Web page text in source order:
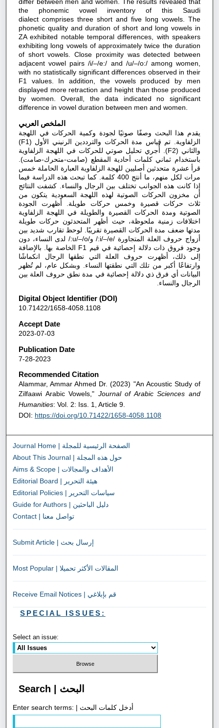
the phonemic vowel inventory of this Saudi
dialect comprises three short and five long vowels. The
phonetic quality and duration of short and long vowels in
ZA exhibited notable temporal differences, with speakers
exhibiting long vowels of approximately twice the duration
of short vowels. Close proximity was detected between
adjacent vowel pairs /i/–/e:/ and /u/–/o:/ among women,
with no statistically significant differences observed in their
F1 values. In addition, the vowels produced by men
displayed more retraction and height than those produced
by women. Overall, the data indicated no significant
difference in vowel duration between men and women.
الملخص العربي
يقدم هذا البحث وصفًا صوتيًا لجودة وكمية الحركات في اللهجة
الزلفاوية. تم قياس مدة الحركات والترددين الرنيني الأول (F1)
والثاني (F2). أُجري تحليل صوتي للحركات في اللهجة الزلفاوية
باستخدام ثماني كلمات أحادية المقطع (صامت-متحرك-صامت).
قرأ عشرة متحدثين أصليين للهجة الزلفاوية العبارة الحاملة خمس
مرات لكل منهم، ما أنتج 400 كلمة. كما تبحث هذه الدراسة فيما
إذا كانت هذه الجوانب تختلف بين الرجال والنساء. كشفت النتائج
أن مخزون الحركات الصوتية لهذه اللهجة السعودية يتكون من
ثلاث حركات قصيرة وخمس حركات طويلة. أظهرت الجودة
الصوتية ومدة الحركات القصيرة والطويلة في اللهجة الزلفاوية
اختلافات زمنية ملحوظة، حيث أظهر المتحدثون حركات طويلة
مدتها ضعف مدة الحركات القصيرة تقريبًا. لوحظ تقارب شديد بين
أزواج حروف العلة المتجاورة /i/–/e:/ و/u/–/o:/ لدى النساء، دون
وجود فروق ذات دلالة إحصائية في قيم F1 الخاصة بها. بالإضافة
إلى ذلك، أظهرت حروف العلة التي نطقها الرجال انكماشًا
وارتفاعًا أكبر من تلك التي نطقتها النساء. وبشكل عام، لم تُظهر
البيانات أي فرق ذي دلالة إحصائية في مدة نطق حروف العلة بين
الرجال والنساء.
Digital Object Identifier (DOI)
10.71422/1658-4058.1108
Accept Date
2023-07-03
Publication Date
7-28-2023
Recommended Citation
Alammar, Ammar Ahmed Dr. (2023) "An Acoustic Study of
Zilfaawi Arabic Vowels," Journal of Arabic Sciences and
Humanities: Vol. 2: Iss. 1, Article 9.
DOI: https://doi.org/10.71422/1658-4058.1108
Journal Home | الصفحة الرئيسية للمجلة
About This Journal | حول هذه المجلة
Aims & Scope | الأهداف والمجالات
Editorial Board | هيئة التحرير
Editorial Policies | سياسات التحرير
Guide for Authors | دليل الباحثين
Contact | تواصل معنا
Submit Article | إرسال بحث
Most Popular | المقالات الأكثر تحميلا
Receive Email Notices | قم بإبلاغي
SPECIAL ISSUES:
Select an issue:
Search | البحث
Enter search terms: | أدخل كلمات البحث